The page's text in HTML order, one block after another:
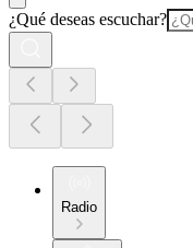
¿Qué deseas escuchar?
Radio